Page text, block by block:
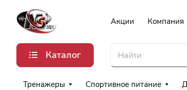
Акции Компания
Каталог
Тренажеры Спортивное питание